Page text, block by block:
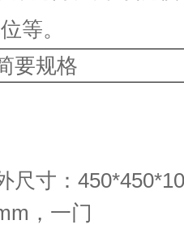
等。
要规格
尺寸：
， 一门